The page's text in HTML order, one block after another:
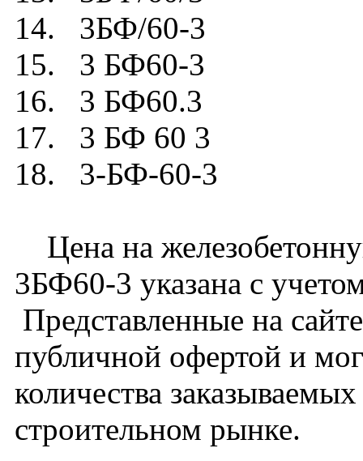
14. 3БФ/60-3
15. 3 БФ60-3
16. 3 БФ60.3
17. 3 БФ 60 3
18. 3-БФ-60-3
Цена на
3БФ60-3 указана с
Представленные на
публичной офертой и
количества
строительном рынке.